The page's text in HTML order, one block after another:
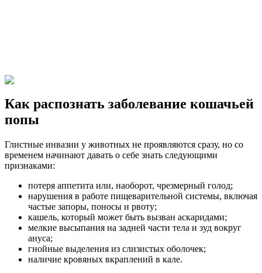
Как распознать заболевание кошачьей
попы
Глистные инвазии у животных не проявляются сразу, но со
временем начинают давать о себе знать следующими
признаками:
потеря аппетита или, наоборот, чрезмерный голод;
нарушения в работе пищеварительной системы, включая
частые запоры, поносы и рвоту;
кашель, который может быть вызван аскаридами;
мелкие высыпания на задней части тела и зуд вокруг
ануса;
гнойные выделения из слизистых оболочек;
наличие кровяных вкраплений в кале.